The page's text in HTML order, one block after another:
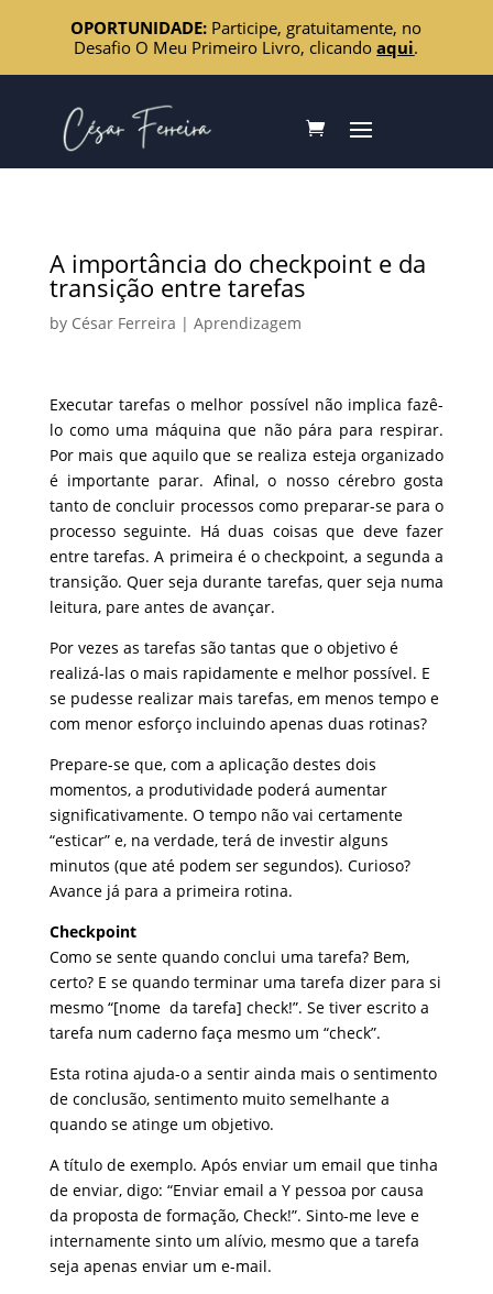
OPORTUNIDADE: Participe, gratuitamente, no
Desafio O Meu Primeiro Livro, clicandoaqui.
A importância do checkpoint e da
transição entre tarefas
by César Ferreira | Aprendizagem
Executar tarefas o melhor possível não implica fazê-
lo como uma máquina que não pára para respirar.
Por mais que aquilo que se realiza esteja organizado
é importante parar. Afinal, o nosso cérebro gosta
tanto de concluir processos como preparar-se para o
processo seguinte. Há duas coisas que deve fazer
entre tarefas. A primeira é o checkpoint, a segunda a
transição. Quer seja durante tarefas, quer seja numa
leitura, pare antes de avançar.
Por vezes as tarefas são tantas que o objetivo é
realizá-las o mais rapidamente e melhor possível. E
se pudesse realizar mais tarefas, em menos tempo e
com menor esforço incluindo apenas duas rotinas?
Prepare-se que, com a aplicação destes dois
momentos, a produtividade poderá aumentar
significativamente. O tempo não vai certamente
“esticar” e, na verdade, terá de investir alguns
minutos (que até podem ser segundos). Curioso?
Avance já para a primeira rotina.
Checkpoint
Como se sente quando conclui uma tarefa? Bem,
certo? E se quando terminar uma tarefa dizer para si
mesmo “[nome da tarefa] check!”. Se tiver escrito a
tarefa num caderno faça mesmo um “check”.
Esta rotina ajuda-o a sentir ainda mais o sentimento
de conclusão, sentimento muito semelhante a
quando se atinge um objetivo.
A título de exemplo. Após enviar um email que tinha
de enviar, digo: “Enviar email a Y pessoa por causa
da proposta de formação, Check!”. Sinto-me leve e
internamente sinto um alívio, mesmo que a tarefa
seja apenas enviar um e-mail.